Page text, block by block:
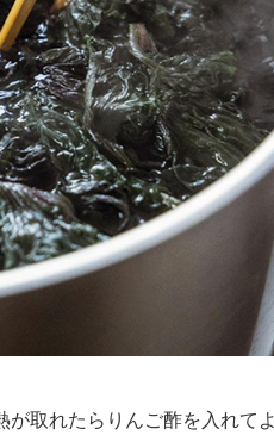
取れたらりんご酢を入れてよ